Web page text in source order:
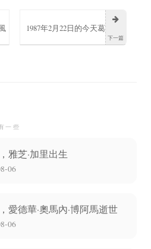
下一篇
1987年2月22日的今天葛
一些
雅芝·加里出生
06
愛德華·奧馬內·博阿馬逝世
06